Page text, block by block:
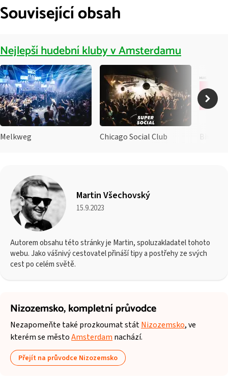
Související obsah
Nejlepší hudební kluby v Amsterdamu
Melkweg Chicago Social Club Bimhuis
Martin Všechovský
15.9.2023
Autorem obsahu této stránky je Martin, spoluzakladatel tohoto
webu. Jako vášnivý cestovatel přináší tipy a postřehy ze svých
cest po celém světě.
Nizozemsko,kompletní průvodce
Nezapomeňte také prozkoumat státNizozemsko, ve
kterém se městoAmsterdamnachází.
Přejít na průvodce Nizozemsko